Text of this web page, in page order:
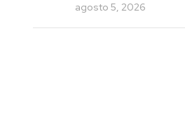
agosto 5, 2026